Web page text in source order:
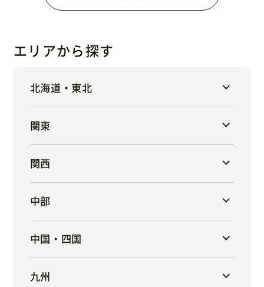
エリアから探す
北海道・東北
関東
関西
中部
中国・四国
九州